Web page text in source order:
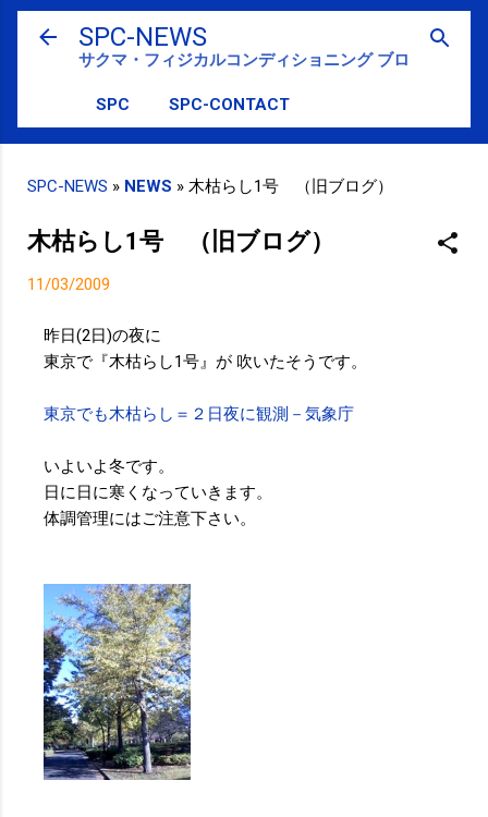
スキップしてメイン コンテンツに移動
SPC-NEWS
サクマ・フィジカルコンディショニング ブログ
SPC SPC-CONTACT
SPC-NEWS » NEWS » 木枯らし1号 （旧ブログ）
木枯らし1号 （旧ブログ）
11/03/2009
昨日(2日)の夜に
東京で『木枯らし1号』が 吹いたそうです。
東京でも木枯らし＝２日夜に観測－気象庁
いよいよ冬です。
日に日に寒くなっていきます。
体調管理にはご注意下さい。